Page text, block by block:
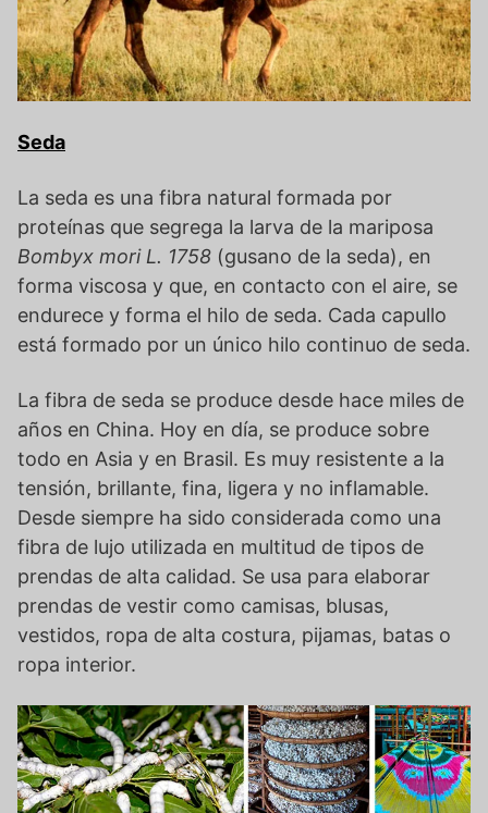
Seda
La seda es una fibra natural formada por
proteínas que segrega la larva de la mariposa
Bombyx mori L. 1758 (gusano de la seda), en
forma viscosa y que, en contacto con el aire, se
endurece y forma el hilo de seda. Cada capullo
está formado por un único hilo continuo de seda.
La fibra de seda se produce desde hace miles de
años en China. Hoy en día, se produce sobre
todo en Asia y en Brasil. Es muy resistente a la
tensión, brillante, fina, ligera y no inflamable.
Desde siempre ha sido considerada como una
fibra de lujo utilizada en multitud de tipos de
prendas de alta calidad. Se usa para elaborar
prendas de vestir como camisas, blusas,
vestidos, ropa de alta costura, pijamas, batas o
ropa interior.